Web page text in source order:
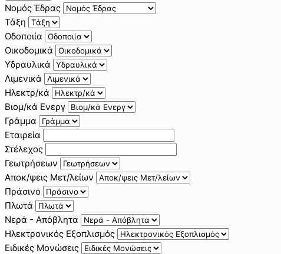
Νομός Έδρας
Τάξη
Οδοποιία
Οικοδομικά
Υδραυλικά
Λιμενικά
Ηλεκτρ/κά
Βιομ/κά Ενεργ
Γράμμα
Εταιρεία
Στέλεχος
Γεωτρήσεων
Αποκ/ψεις Μετ/λείων
Πράσινο
Πλωτά
Νερά - Απόβλητα
Ηλεκτρονικός Εξοπλισμός
Ειδικές Μονώσεις